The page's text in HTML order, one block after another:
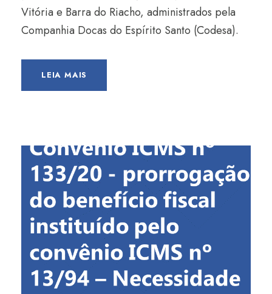
Vitória e Barra do Riacho, administrados pela
Companhia Docas do Espírito Santo (Codesa).
LEIA MAIS